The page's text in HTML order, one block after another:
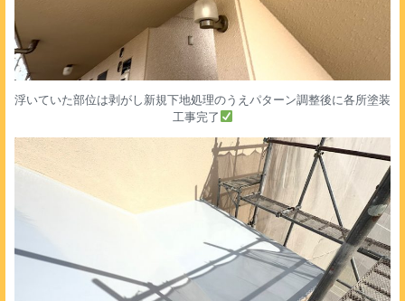
浮いていた部位は剥がし新規下地処理のうえパターン調整後に各所塗装
工事完了